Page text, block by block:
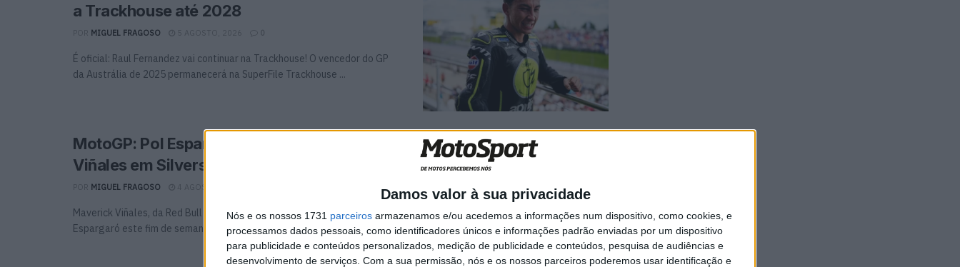
Damos valor à sua privacidade
Nós e os nossos 1731 parceiros armazenamos e/ou acedemos a informações num dispositivo, como cookies, e
processamos dados pessoais, como identificadores únicos e informações padrão enviadas por um dispositivo
para publicidade e conteúdos personalizados, medição de publicidade e conteúdos, pesquisa de audiências e
desenvolvimento de serviços. Com a sua permissão, nós e os nossos parceiros poderemos usar identificação e
a Trackhouse até 2028
MIGUEL FRAGOSO 5 AGOSTO, 2026 0
É oficial: Raul Fernandez vai continuar na Trackhouse! O vencedor do GP
da Austrália de 2025 permanecerá na SuperFile Trackhouse ...
MotoGP: Pol Espargaró substitui Maverick
Viñales em Silverstone
MIGUEL FRAGOSO 4 AGOSTO, 2026
Maverick Viñales, da Red Bull KTM Tech3, será substituído por Pol
Espargaró este fim de semana em Silverstone, enquanto o ...